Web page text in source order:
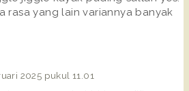
rasa yang lain variannya banyak
2025 pukul 11.01